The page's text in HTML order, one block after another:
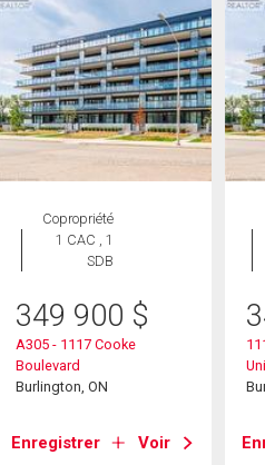
Copropriété
1 CAC , 1
SDB
349 900 $
A305 - 1117 Cooke
Boulevard
Burlington, ON
Enregistrer Voir